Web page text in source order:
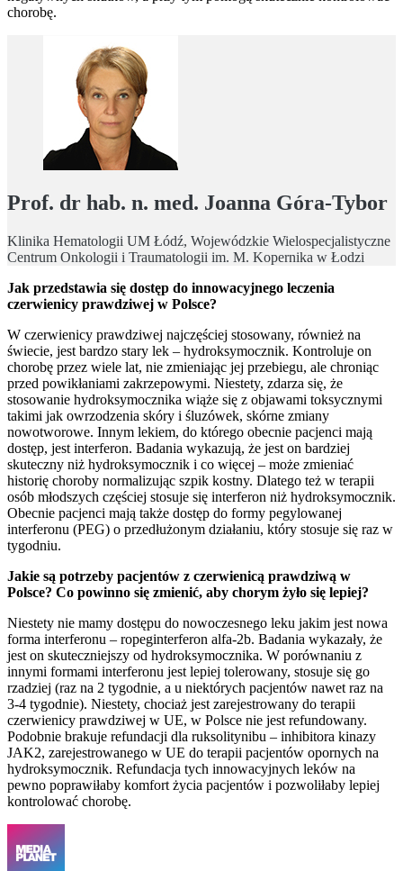
chorobę.
Prof. dr hab. n. med. Joanna Góra-Tybor
Klinika Hematologii UM Łódź, Wojewódzkie Wielospecjalistyczne
Centrum Onkologii i Traumatologii im. M. Kopernika w Łodzi
Jak przedstawia się dostęp do innowacyjnego leczenia
czerwienicy prawdziwej w Polsce?
W czerwienicy prawdziwej najczęściej stosowany, również na
świecie, jest bardzo stary lek – hydroksymocznik. Kontroluje on
chorobę przez wiele lat, nie zmieniając jej przebiegu, ale chroniąc
przed powikłaniami zakrzepowymi. Niestety, zdarza się, że
stosowanie hydroksymocznika wiąże się z objawami toksycznymi
takimi jak owrzodzenia skóry i śluzówek, skórne zmiany
nowotworowe. Innym lekiem, do którego obecnie pacjenci mają
dostęp, jest interferon. Badania wykazują, że jest on bardziej
skuteczny niż hydroksymocznik i co więcej – może zmieniać
historię choroby normalizując szpik kostny. Dlatego też w terapii
osób młodszych częściej stosuje się interferon niż hydroksymocznik.
Obecnie pacjenci mają także dostęp do formy pegylowanej
interferonu (PEG) o przedłużonym działaniu, który stosuje się raz w
tygodniu.
Jakie są potrzeby pacjentów z czerwienicą prawdziwą w
Polsce? Co powinno się zmienić, aby chorym żyło się lepiej?
Niestety nie mamy dostępu do nowoczesnego leku jakim jest nowa
forma interferonu – ropeginterferon alfa-2b. Badania wykazały, że
jest on skuteczniejszy od hydroksymocznika. W porównaniu z
innymi formami interferonu jest lepiej tolerowany, stosuje się go
rzadziej (raz na 2 tygodnie, a u niektórych pacjentów nawet raz na
3-4 tygodnie). Niestety, chociaż jest zarejestrowany do terapii
czerwienicy prawdziwej w UE, w Polsce nie jest refundowany.
Podobnie brakuje refundacji dla ruksolitynibu – inhibitora kinazy
JAK2, zarejestrowanego w UE do terapii pacjentów opornych na
hydroksymocznik. Refundacja tych innowacyjnych leków na
pewno poprawiłaby komfort życia pacjentów i pozwoliłaby lepiej
kontrolować chorobę.